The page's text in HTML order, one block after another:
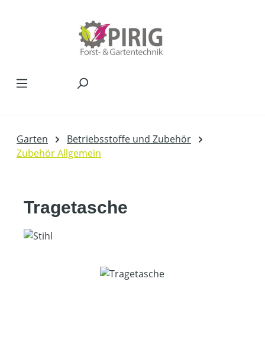
Garten
Betriebsstoffe und Zubehör
Zubehör Allgemein
Tragetasche
Bildergalerie überspringen